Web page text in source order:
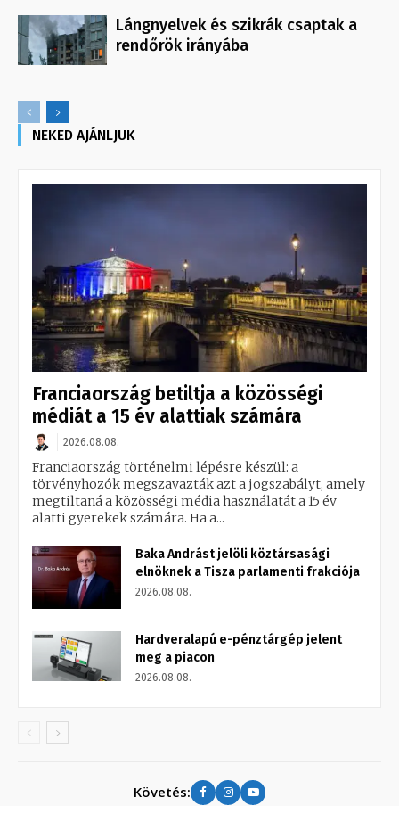
Lángnyelvek és szikrák csaptak a
rendőrök irányába
NEKED AJÁNLJUK
Franciaország betiltja a közösségi
médiát a 15 év alattiak számára
2026.08.08.
Franciaország történelmi lépésre készül: a
törvényhozók megszavazták azt a jogszabályt, amely
megtiltaná a közösségi média használatát a 15 év
alatti gyerekek számára. Ha a...
Baka Andrást jelöli köztársasági
elnöknek a Tisza parlamenti frakciója
2026.08.08.
Hardveralapú e-pénztárgép jelent
meg a piacon
2026.08.08.
Követés: